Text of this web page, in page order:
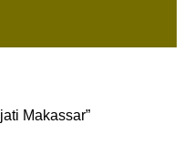
Makassar”